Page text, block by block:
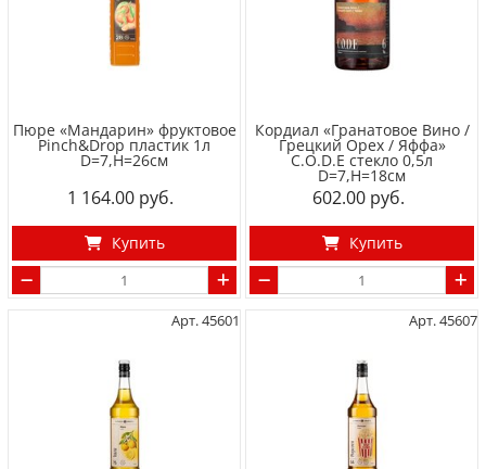
Пюре «Мандарин» фруктовое
Pinch&Drop пластик 1л
D=7,H=26см
1 164.00
Купить
Кордиал «Гранатовое Вино /
Грецкий Орех / Яффа»
C.O.D.E стекло 0,5л
D=7,H=18см
602.00
Купить
Арт. 45601 Арт. 45607